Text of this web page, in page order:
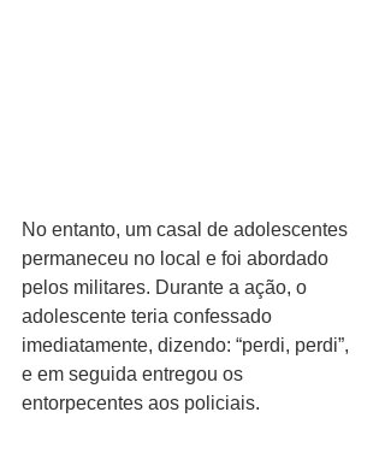
No entanto, um casal de adolescentes
permaneceu no local e foi abordado
pelos militares. Durante a ação, o
adolescente teria confessado
imediatamente, dizendo: “perdi, perdi”,
e em seguida entregou os
entorpecentes aos policiais.